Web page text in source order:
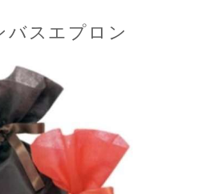
バスエプロン